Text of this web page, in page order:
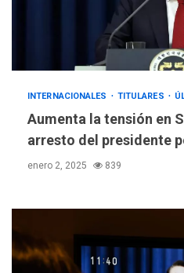
INTERNACIONALES TITULARES
Aumenta la tensión en
arresto del presidente
enero 2, 2025 839